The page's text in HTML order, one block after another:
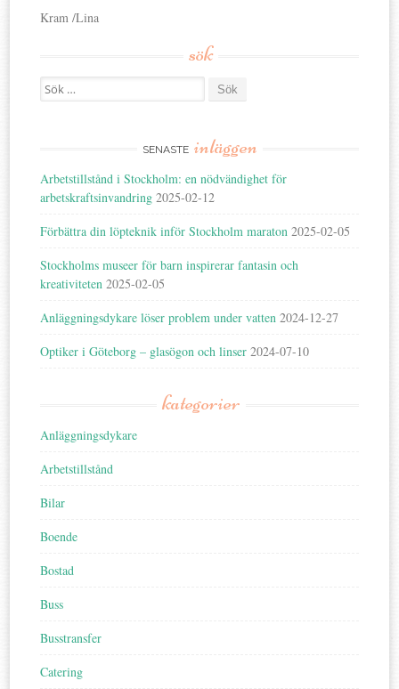
Kram /Lina
sök
Search
for:
SENASTE inläggen
Arbetstillstånd i Stockholm: en nödvändighet för
arbetskraftsinvandring 2025-02-12
Förbättra din löpteknik inför Stockholm maraton 2025-02-05
Stockholms museer för barn inspirerar fantasin och
kreativiteten 2025-02-05
Anläggningsdykare löser problem under vatten 2024-12-27
Optiker i Göteborg – glasögon och linser 2024-07-10
kategorier
Anläggningsdykare
Arbetstillstånd
Bilar
Boende
Bostad
Buss
Busstransfer
Catering